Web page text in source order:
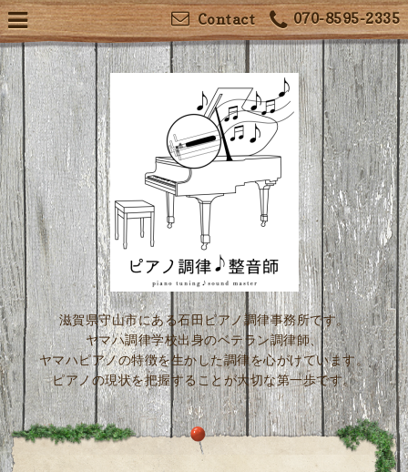
070-8595-2335
Contact
滋賀県守山市にある石田ピアノ調律事務所です。
ヤマハ調律学校出身のベテラン調律師、
ヤマハピアノの特徴を生かした調律を心がけています。
ピアノの現状を把握することが大切な第一歩です。